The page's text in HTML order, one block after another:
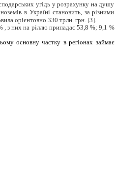
угідь у розрахунку на душу
в Україні становить, за різними
орієнтовно 330 трлн. грн.[3].
, з них на ріллю припадає 53,8 %; 9,1 %
основну частку в регіонах займає